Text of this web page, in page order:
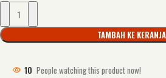
TAMBAH KE
10 People watching this product now!